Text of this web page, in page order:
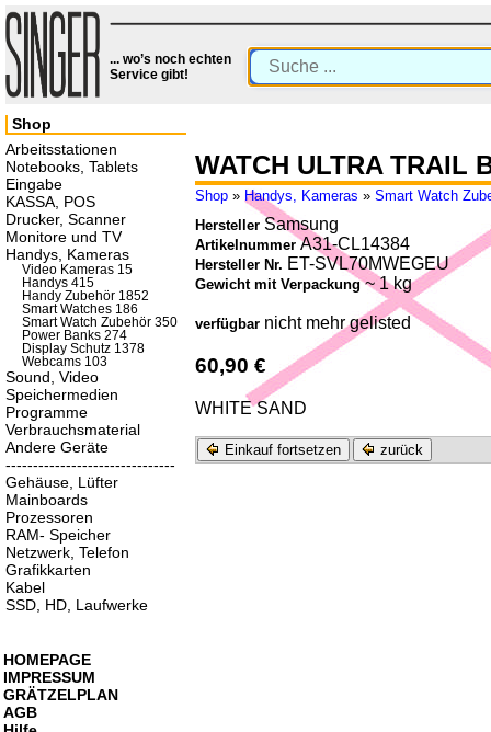
... wo’s noch echten
Service gibt!
WATCH ULTRA TRAIL
Shop » Handys, Kameras » Smart Watch
Hersteller Samsung
ArtikelnummerA31-CL14384
Hersteller Nr. ET-SVL70MWEGEU
Gewicht mit Verpackung~ 1 kg
verfügbar nicht mehr gelisted
60,90 €
WHITE SAND
Einkauf fortsetzen zurück
Shop
Arbeitsstationen
Notebooks, Tablets
Eingabe
KASSA, POS
Drucker, Scanner
Monitore und TV
Handys, Kameras
Video Kameras 15
Handys 415
Handy Zubehör 1852
Smart Watches 186
Smart Watch Zubehör 350
Power Banks 274
Display Schutz 1378
Webcams 103
Sound, Video
Speichermedien
Programme
Verbrauchsmaterial
Andere Geräte
-------------------------------
Gehäuse, Lüfter
Mainboards
Prozessoren
RAM- Speicher
Netzwerk, Telefon
Grafikkarten
Kabel
SSD, HD, Laufwerke
HOMEPAGE
IMPRESSUM
GRÄTZELPLAN
AGB